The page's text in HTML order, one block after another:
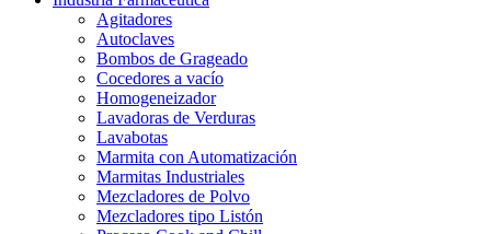
Agitadores
Autoclaves
Bombos de Grageado
Cocedores a vacío
Homogeneizador
Lavadoras de Verduras
Lavabotas
Marmita con Automatización
Marmitas Industriales
Mezcladores de Polvo
Mezcladores tipo Listón